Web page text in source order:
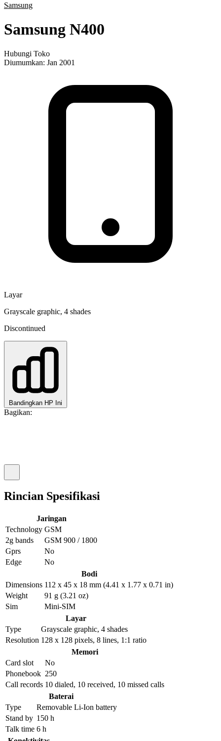
Samsung
Samsung N400
Hubungi Toko
Diumumkan: Jan 2001
Layar
Grayscale graphic, 4 shades
Discontinued
Bandingkan HP Ini
Bagikan:
Rincian Spesifikasi
Jaringan
Technology GSM
2g bands
GSM 900 / 1800
Gprs
No
Edge
No
Bodi
Dimensions 112 x 45 x 18 mm (4.41 x 1.77 x 0.71 in)
Weight
91 g (3.21 oz)
Sim
Mini-SIM
Layar
Type
Grayscale graphic, 4 shades
Resolution 128 x 128 pixels, 8 lines, 1:1 ratio
Memori
Card slot
No
Phonebook 250
Call records 10 dialed, 10 received, 10 missed calls
Baterai
Type
Removable Li-Ion battery
Stand by 150 h
Talk time 6 h